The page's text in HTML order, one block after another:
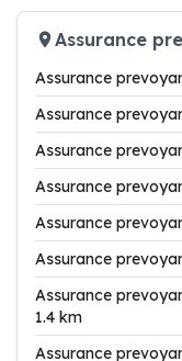
Assurance
Assurance
Assurance
Assurance
Assurance
Assurance
Assurance
Assurance
1.4 km
Assurance